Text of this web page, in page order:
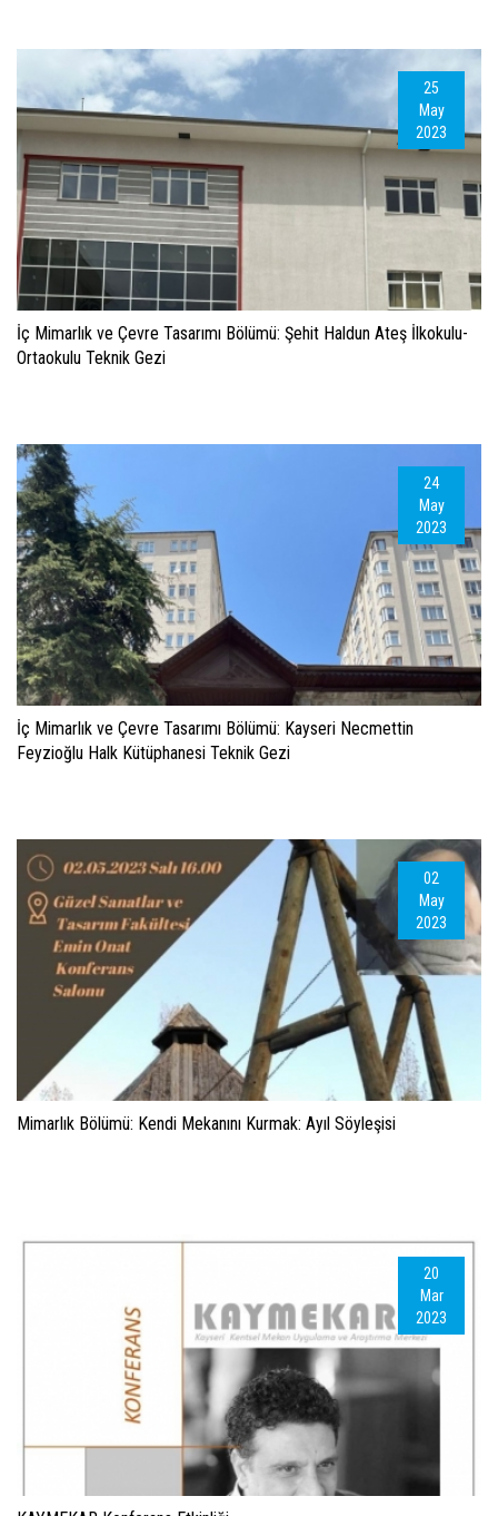
25
May
2023
İç Mimarlık ve Çevre Tasarımı Bölümü: Şehit Haldun Ateş İlkokulu-
Ortaokulu Teknik Gezi
24
May
2023
İç Mimarlık ve Çevre Tasarımı Bölümü: Kayseri Necmettin
Feyzioğlu Halk Kütüphanesi Teknik Gezi
02
May
2023
Mimarlık Bölümü: Kendi Mekanını Kurmak: Ayıl Söyleşisi
20
Mar
2023